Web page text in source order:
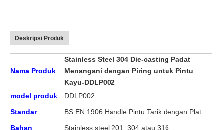
Deskripsi Produk
Nama Produk
Stainless Steel 304 Die-casting Padat
Menangani dengan Piring untuk Pintu
Kayu-DDLP002
model produk
DDLP002
Standar
BS EN 1906 Handle Pintu Tarik dengan Plat
Bahan
Stainless steel 201, 304 atau 316